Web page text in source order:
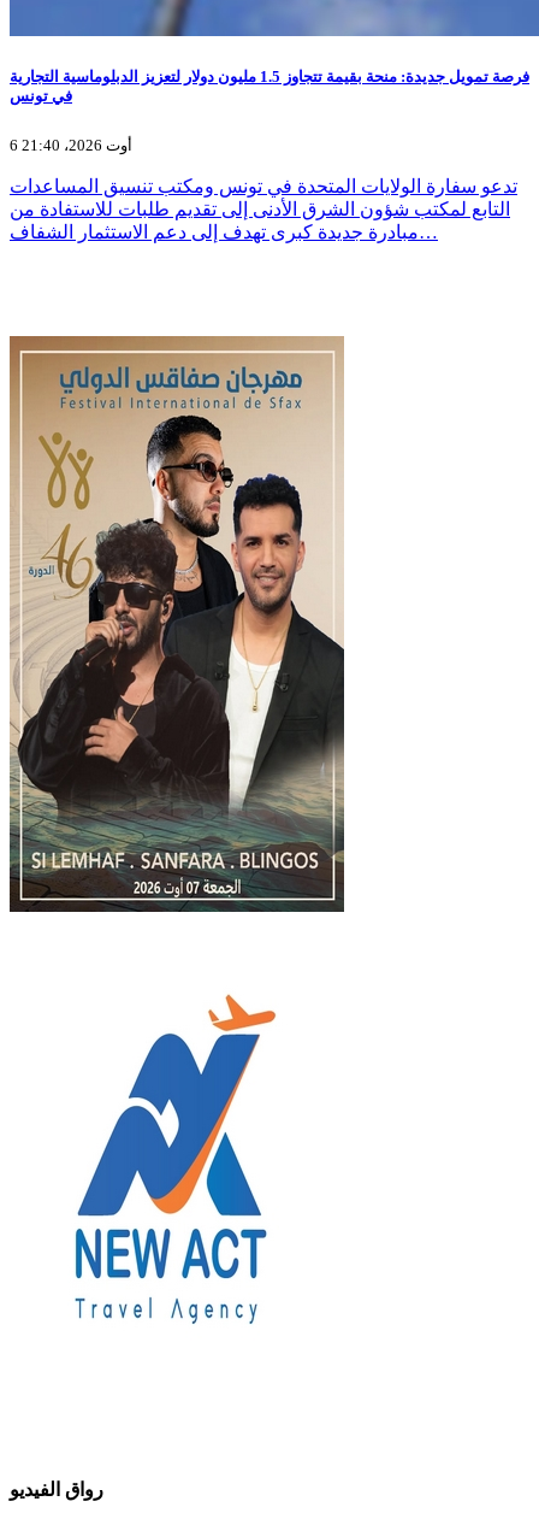
فرصة تمويل جديدة: منحة بقيمة تتجاوز 1.5 مليون دولار لتعزيز الدبلوماسية التجارية
في تونس
6 أوت 2026، 21:40
تدعو سفارة الولايات المتحدة في تونس ومكتب تنسيق المساعدات
التابع لمكتب شؤون الشرق الأدنى إلى تقديم طلبات للاستفادة من
مبادرة جديدة كبرى تهدف إلى دعم الاستثمار الشفاف…
رواق الفيديو